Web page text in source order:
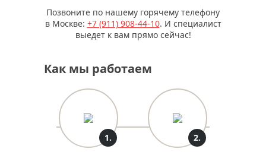
Позвоните по нашему горячему телефону
в Москве: +7 (911)908-44-10. И специалист
выедет к вам прямо сейчас!
Как мы работаем
1. 2.